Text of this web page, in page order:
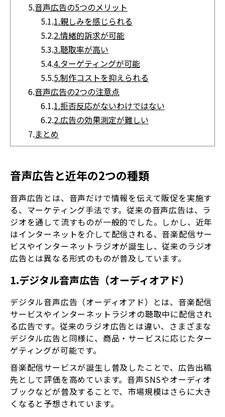
5.音声広告の5つのメリット
5.1.1.親しみを感じられる
5.2.2.情緒的訴求が可能
5.3.3.聴取率が高い
5.4.4.ターゲティングが可能
5.5.5.制作コストを抑えられる
6.音声広告の2つの注意点
6.1.1.拒否反応がないわけではない
6.2.2.広告の効果測定が難しい
7.まとめ
音声広告と近年の2つの種類
音声広告とは、音声だけで情報を伝えて販促を実施す
る、マーケティング手法です。従来の音声広告は、ラ
ジオを通して流すものが一般的でした。しかし、近年
はインターネットを介して配信される、音楽配信サー
ビスやインターネットラジオが誕生し、従来のラジオ
広告とは異なる形式のものが普及しています。
1.デジタル音声広告（オーディオアド）
デジタル音声広告（オーディオアド）とは、音楽配信
サービスやインターネットラジオの聴取中に配信され
る広告です。従来のラジオ広告とは違い、さまざまな
デジタル広告と同様に、商品・サービスに応じたター
ゲティングが可能です。
音楽配信サービスが誕生し普及したことで、広告出稿
先として評価を高めています。音声SNSやオーディオ
ブックなどが普及することで、市場規模はさらに大き
くなると予想されています。